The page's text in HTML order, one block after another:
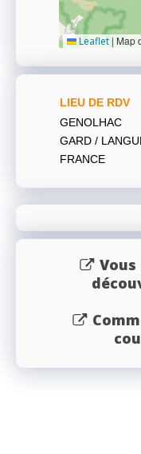
Leaflet | Map
LIEU DE RDV
GENOLHAC
GARD /
FRANCE